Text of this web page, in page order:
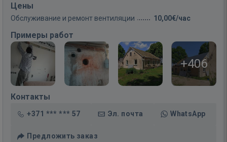
Цены
Обслуживание и ремонт вентиляции 10,00€/час
Примеры работ
+406
Контакты
+371 *** *** 57 Эл. почта WhatsApp
Предложить заказ